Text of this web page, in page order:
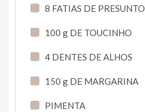
8 FATIAS DE PRESUNTO
100 g DE TOUCINHO
4 DENTES DE ALHOS
150 g DE MARGARINA
PIMENTA